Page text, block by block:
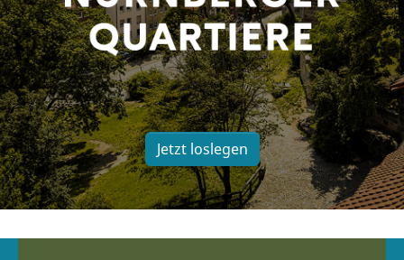
Jetzt loslegen